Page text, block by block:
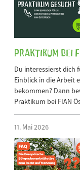
Praktikum bei
Du interessierst dich
Einblick in die Arbeit
bekommen? Dann
Praktikum bei FIAN
11. Mai 2026